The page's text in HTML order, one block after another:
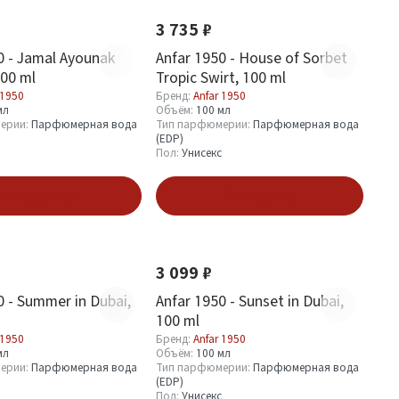
- Jamal Ayounak
ml
Парфюмерная вода
3 735 ₽
Anfar 1950 - House of Sorbet
Tropic Swirt, 100 ml
Бренд: Anfar 1950
Объём: 100 мл
Тип парфюмерии: Парфюмерная вода
(EDP)
Пол: Унисекс
- Summer in Dubai,
Парфюмерная вода
3 099 ₽
Anfar 1950 - Sunset in Dubai,
100 ml
Бренд: Anfar 1950
Объём: 100 мл
Тип парфюмерии: Парфюмерная вода
(EDP)
Пол: Унисекс